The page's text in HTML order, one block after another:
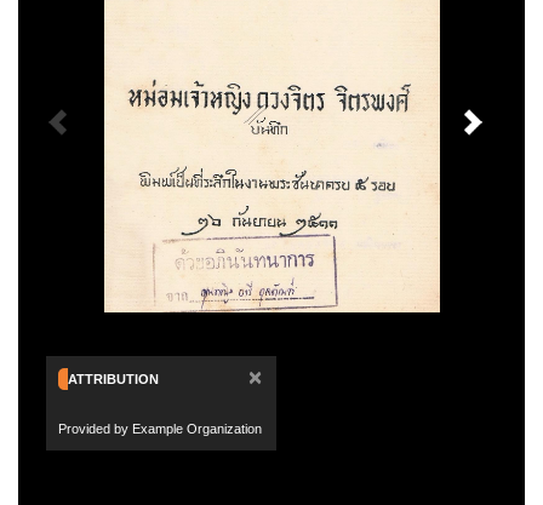
ATTRIBUTION ×
Provided by Example Organization